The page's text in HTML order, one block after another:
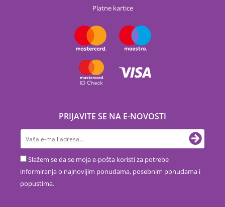
Platne kartice
PRIJAVITE SE NA E-NOVOSTI
Slažem se da se moja e-pošta koristi za potrebe
informiranja o najnovijim ponudama, posebnim ponudama i
popustima.